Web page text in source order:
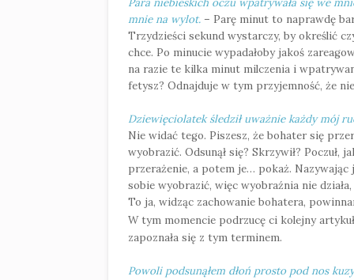
Para niebieskich oczu wpatrywała się we
mnie na wylot. – Parę minut to naprawdę
Trzydzieści sekund wystarczy, by określić
chce. Po minucie wypadałoby jakoś
na razie te kilka minut milczenia i
fetysz? Odnajduje w tym przyjemność, że
Dziewięciolatek śledził uważnie każdy mój
Nie widać tego. Piszesz, że bohater się
wyobrazić. Odsunął się? Skrzywił? Poczuł,
przerażenie, a potem je… pokaż.
sobie wyobrazić, więc wyobraźnia nie
To ja, widząc zachowanie bohatera,
W tym momencie podrzucę ci kolejny
zapoznała się z tym terminem.
Powoli podsunąłem dłoń prosto pod nos